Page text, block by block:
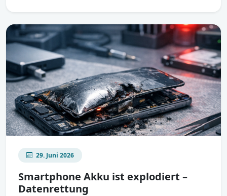
29. Juni 2026
Smartphone Akku ist explodiert –
Datenrettung